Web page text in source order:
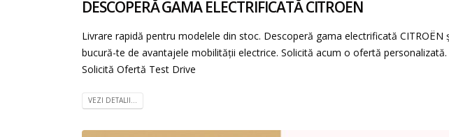
DESCOPERĂ GAMA ELECTRIFICATĂ CITROËN
Livrare rapidă pentru modelele din stoc. Descoperă gama electrificată CITROËN
bucură-te de avantajele mobilității electrice. Solicită acum o ofertă personalizată.
Solicită Ofertă Test Drive
VEZI DETALII...